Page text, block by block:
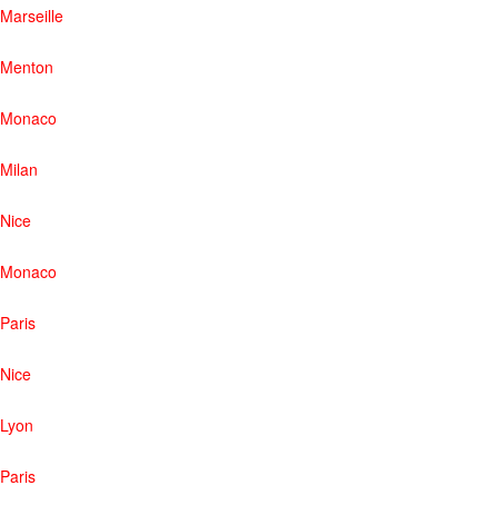
Marseille
Menton
Monaco
Milan
Nice
Monaco
Paris
Nice
Lyon
Paris